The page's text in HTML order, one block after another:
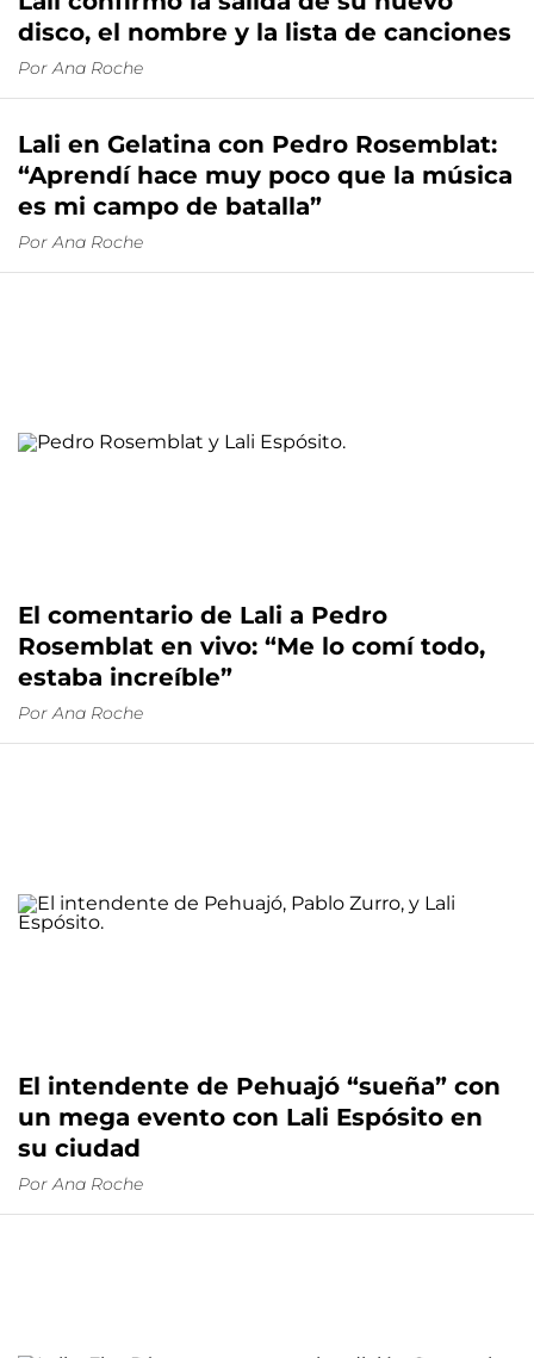
disco, el nombre y la lista de canciones
Por Ana Roche
Lali en Gelatina con Pedro Rosemblat:
“Aprendí hace muy poco que la música
es mi campo de batalla”
Por Ana Roche
El comentario de Lali a Pedro
Rosemblat en vivo: “Me lo comí todo,
estaba increíble”
Por Ana Roche
El intendente de Pehuajó “sueña” con
un mega evento con Lali Espósito en
su ciudad
Por Ana Roche